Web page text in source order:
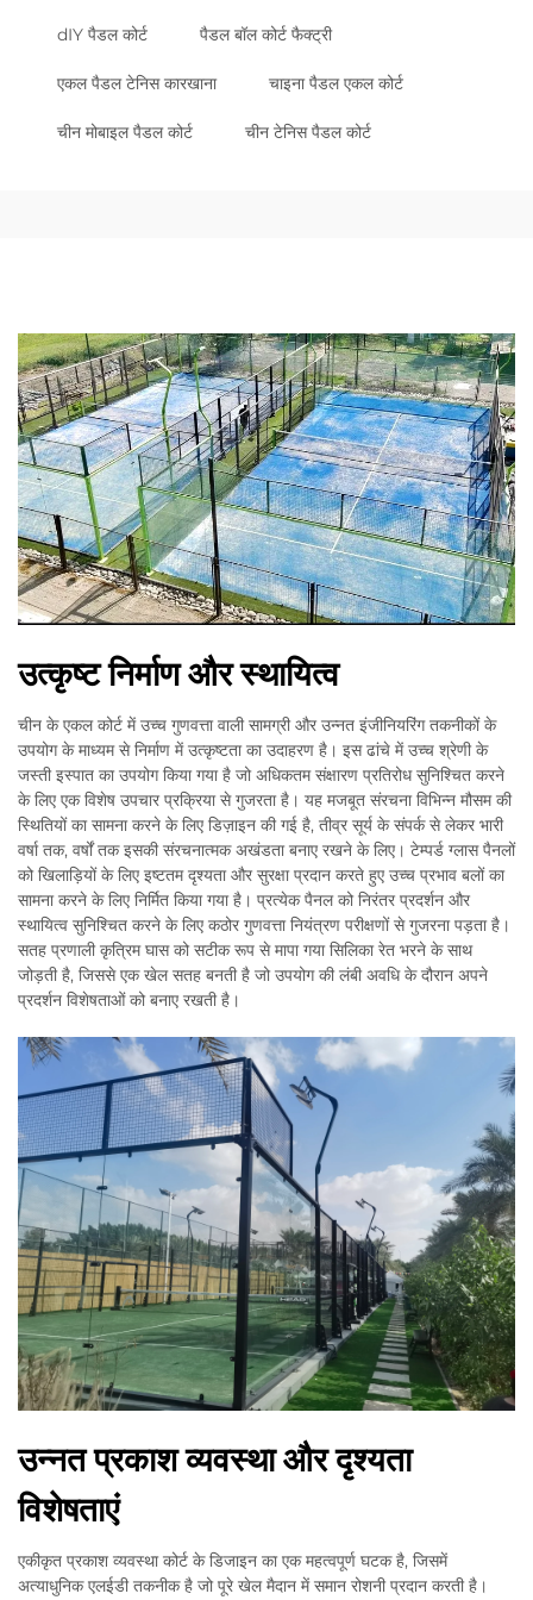
dIY पैडल कोर्ट पैडल बॉल कोर्ट फैक्ट्री
एकल पैडल टेनिस कारखाना चाइना पैडल एकल कोर्ट
चीन मोबाइल पैडल कोर्ट चीन टेनिस पैडल कोर्ट
उत्कृष्ट निर्माण और स्थायित्व
चीन के एकल कोर्ट में उच्च गुणवत्ता वाली सामग्री और उन्नत इंजीनियरिंग तकनीकों के
उपयोग के माध्यम से निर्माण में उत्कृष्टता का उदाहरण है। इस ढांचे में उच्च श्रेणी के
जस्ती इस्पात का उपयोग किया गया है जो अधिकतम संक्षारण प्रतिरोध सुनिश्चित करने
के लिए एक विशेष उपचार प्रक्रिया से गुजरता है। यह मजबूत संरचना विभिन्न मौसम की
स्थितियों का सामना करने के लिए डिज़ाइन की गई है, तीव्र सूर्य के संपर्क से लेकर भारी
वर्षा तक, वर्षों तक इसकी संरचनात्मक अखंडता बनाए रखने के लिए। टेम्पर्ड ग्लास पैनलों
को खिलाड़ियों के लिए इष्टतम दृश्यता और सुरक्षा प्रदान करते हुए उच्च प्रभाव बलों का
सामना करने के लिए निर्मित किया गया है। प्रत्येक पैनल को निरंतर प्रदर्शन और
स्थायित्व सुनिश्चित करने के लिए कठोर गुणवत्ता नियंत्रण परीक्षणों से गुजरना पड़ता है।
सतह प्रणाली कृत्रिम घास को सटीक रूप से मापा गया सिलिका रेत भरने के साथ
जोड़ती है, जिससे एक खेल सतह बनती है जो उपयोग की लंबी अवधि के दौरान अपने
प्रदर्शन विशेषताओं को बनाए रखती है।
उन्नत प्रकाश व्यवस्था और दृश्यता
विशेषताएं
एकीकृत प्रकाश व्यवस्था कोर्ट के डिजाइन का एक महत्वपूर्ण घटक है, जिसमें
अत्याधुनिक एलईडी तकनीक है जो पूरे खेल मैदान में समान रोशनी प्रदान करती है।